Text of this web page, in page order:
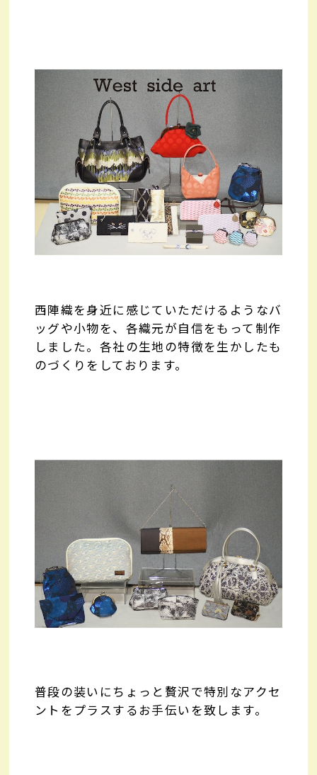
西陣織を身近に感じていただけるようなバ
ッグや小物を、各織元が自信をもって制作
しました。各社の生地の特徴を生かしたも
のづくりをしております。
普段の装いにちょっと贅沢で特別なアクセ
ントをプラスするお手伝いを致します。